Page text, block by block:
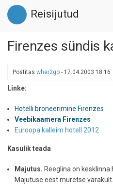
Liigu
edasi
põhisisu
Reisijutud
Firenzes sündis
Postitas wher2go - 17.04.2003 18:16
Linke:
Hotelli broneerimine Firenzes
Veebikaamera Firenzes
Euroopa kalleim hotell 2012
Kasulik teada
Majutus. Reeglina on
Majutuse eest muretse varakult.